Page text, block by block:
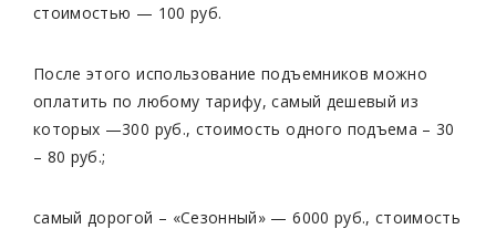
стоимостью — 100 руб.
После этого использование подъемников можно
оплатить по любому тарифу, самый дешевый из
которых —300 руб., стоимость одного подъема – 30
– 80 руб.;
самый дорогой – «Сезонный» — 6000 руб., стоимость